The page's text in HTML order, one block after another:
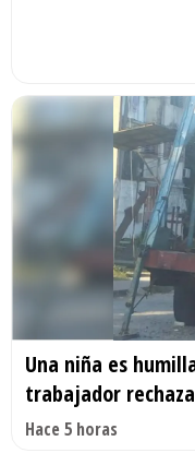
Una niña es
trabajador
Hace 5 horas